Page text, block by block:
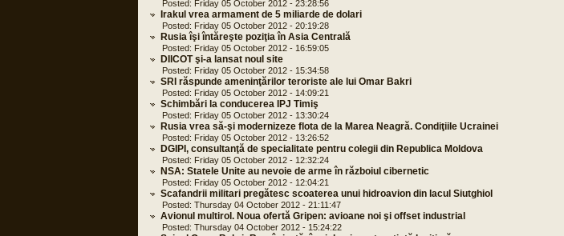
Posted: Friday 05 October 2012 - 23:28:56
Irakul vrea armament de 5 miliarde de dolari
Posted: Friday 05 October 2012 - 20:19:28
Rusia îşi întăreşte poziţia în Asia Centrală
Posted: Friday 05 October 2012 - 16:59:05
DIICOT şi-a lansat noul site
Posted: Friday 05 October 2012 - 15:34:58
SRI răspunde ameninţărilor teroriste ale lui Omar Bakri
Posted: Friday 05 October 2012 - 14:09:21
Schimbări la conducerea IPJ Timiş
Posted: Friday 05 October 2012 - 13:30:24
Rusia vrea să-şi modernizeze flota de la Marea Neagră. Condiţiile Ucrainei
Posted: Friday 05 October 2012 - 13:26:52
DGIPI, consultanţă de specialitate pentru colegii din Republica Moldova
Posted: Friday 05 October 2012 - 12:32:24
NSA: Statele Unite au nevoie de arme în războiul cibernetic
Posted: Friday 05 October 2012 - 12:04:21
Scafandrii militari pregătesc scoaterea unui hidroavion din lacul Siutghiol
Posted: Thursday 04 October 2012 - 21:11:47
Avionul multirol. Noua ofertă Gripen: avioane noi şi offset industrial
Posted: Thursday 04 October 2012 - 15:24:22